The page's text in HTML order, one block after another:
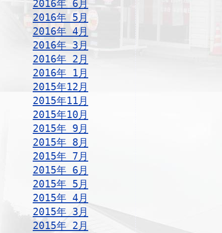
2016年 6月
2016年 5月
2016年 4月
2016年 3月
2016年 2月
2016年 1月
2015年12月
2015年11月
2015年10月
2015年 9月
2015年 8月
2015年 7月
2015年 6月
2015年 5月
2015年 4月
2015年 3月
2015年 2月